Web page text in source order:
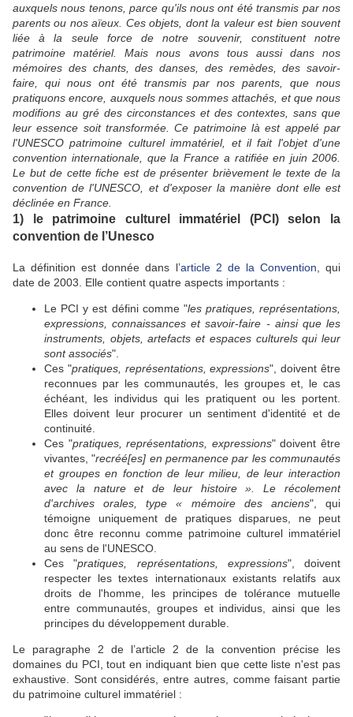
auxquels nous tenons, parce qu'ils nous ont été transmis par nos
parents ou nos aïeux. Ces objets, dont la valeur est bien souvent
liée à la seule force de notre souvenir, constituent notre
patrimoine matériel. Mais nous avons tous aussi dans nos
mémoires des chants, des danses, des remèdes, des savoir-
faire, qui nous ont été transmis par nos parents, que nous
pratiquons encore, auxquels nous sommes attachés, et que nous
modifions au gré des circonstances et des contextes, sans que
leur essence soit transformée. Ce patrimoine là est appelé par
l'UNESCO patrimoine culturel immatériel, et il fait l'objet d'une
convention internationale, que la France a ratifiée en juin 2006.
Le but de cette fiche est de présenter brièvement le texte de la
convention de l'UNESCO, et d'exposer la manière dont elle est
déclinée en France.
1) le patrimoine culturel immatériel (PCI) selon la
convention de l’Unesco
La définition est donnée dans l’article 2 de la Convention , qui
date de 2003. Elle contient quatre aspects importants :
Le PCI y est défini comme "les pratiques, représentations,
expressions, connaissances et savoir-faire - ainsi que les
instruments, objets, artefacts et espaces culturels qui leur
sont associés".
Ces "pratiques, représentations, expressions", doivent être
reconnues par les communautés, les groupes et, le cas
échéant, les individus qui les pratiquent ou les portent.
Elles doivent leur procurer un sentiment d'identité et de
continuité.
Ces "pratiques, représentations, expressions" doivent être
vivantes, "recréé[es] en permanence par les communautés
et groupes en fonction de leur milieu, de leur interaction
avec la nature et de leur histoire ». Le récolement
d'archives orales, type « mémoire des anciens", qui
témoigne uniquement de pratiques disparues, ne peut
donc être reconnu comme patrimoine culturel immatériel
au sens de l'UNESCO.
Ces "pratiques, représentations, expressions", doivent
respecter les textes internationaux existants relatifs aux
droits de l'homme, les principes de tolérance mutuelle
entre communautés, groupes et individus, ainsi que les
principes du développement durable.
Le paragraphe 2 de l’article 2 de la convention précise les
domaines du PCI, tout en indiquant bien que cette liste n'est pas
exhaustive. Sont considérés, entre autres, comme faisant partie
du patrimoine culturel immatériel :